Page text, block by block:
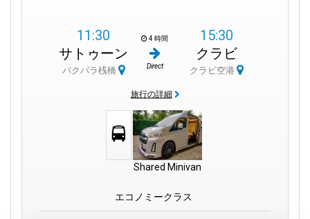
クラビ国際空港は、よくそのコード（IATA: KBV、ICAO: VTSG）
で示され、航空局によって管理されています。
国際旅行者向けに通貨両替サービスが容易に利用できます。
ターミナル内で免税店でのショッピングを楽しめ、旅行の利便
アクセスが容易に設計されています。
タイ国際航空、エアアジア、バンコクエアウェイズ、タイ・ラ
イオン・エア、ノックエアなどの航空会社が運航しており、多
様な旅行ニーズに対応しています。
11:30
サトゥーン
パクバラ桟橋
4 時間
Direct
15:30
クラビ
クラビ空港
旅行の詳細
Shared Minivan
エコノミークラス